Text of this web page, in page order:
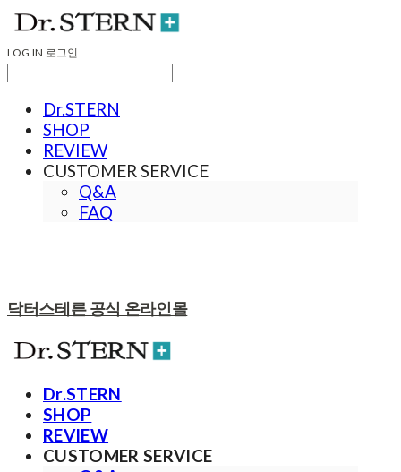
LOG IN 로그인
Dr.STERN
SHOP
REVIEW
CUSTOMER SERVICE
Q&A
FAQ
닥터스테른 공식 온라인몰
Dr.STERN
SHOP
REVIEW
CUSTOMER SERVICE